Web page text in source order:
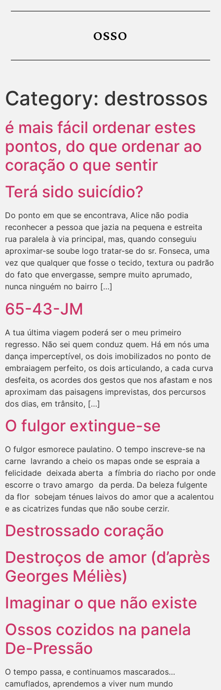
OSSO
Category: destrossos
é mais fácil ordenar estes
pontos, do que ordenar ao
coração o que sentir
Terá sido suicídio?
Do ponto em que se encontrava, Alice não podia
reconhecer a pessoa que jazia na pequena e estreita
rua paralela à via principal, mas, quando conseguiu
aproximar-se soube logo tratar-se do sr. Fonseca, uma
vez que qualquer que fosse o tecido, textura ou padrão
do fato que envergasse, sempre muito aprumado,
nunca ninguém no bairro […]
65-43-JM
A tua última viagem poderá ser o meu primeiro
regresso. Não sei quem conduz quem. Há em nós uma
dança imperceptível, os dois imobilizados no ponto de
embraiagem perfeito, os dois articulando, a cada curva
desfeita, os acordes dos gestos que nos afastam e nos
aproximam das paisagens imprevistas, dos percursos
dos dias, em trânsito, […]
O fulgor extingue-se
O fulgor esmorece paulatino. O tempo inscreve-se na
carne lavrando a cheio os mapas onde se espraia a
felicidade deixada aberta a fímbria do riacho por onde
escorre o travo amargo da perda. Da beleza fulgente
da flor sobejam ténues laivos do amor que a acalentou
e as cicatrizes fundas que não soube cerzir.
Destrossado coração
Destroços de amor (d’après
Georges Méliès)
Imaginar o que não existe
Ossos cozidos na panela
De-Pressão
O tempo passa, e continuamos mascarados…
camuflados, aprendemos a viver num mundo